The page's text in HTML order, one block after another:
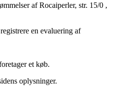
af Rocaiperler, str. 15/0 ,
en evaluering af
et køb.
oplysninger.